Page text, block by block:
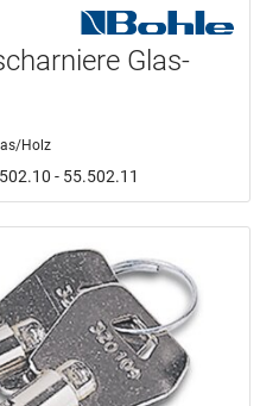
Glas-
Holz
- 55.502.11